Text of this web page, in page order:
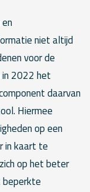
niet altijd
voor de
2022 het
daarvan
Hiermee
op een
in kaart te
op het beter